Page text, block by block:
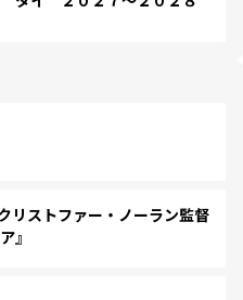
リストファー・ノーラン監督
』